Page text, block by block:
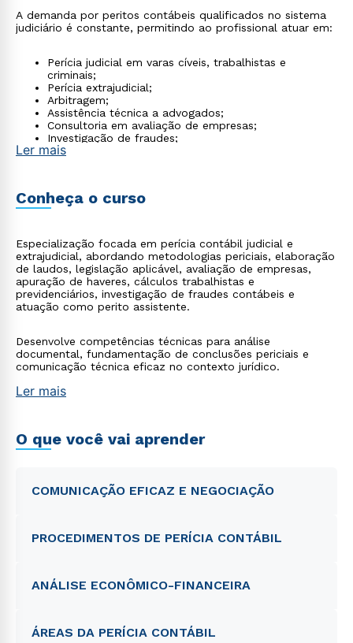
A demanda por peritos contábeis qualificados no sistema
judiciário é constante, permitindo ao profissional atuar em:
Perícia judicial em varas cíveis, trabalhistas e
criminais;
Perícia extrajudicial;
Arbitragem;
Assistência técnica a advogados;
Consultoria em avaliação de empresas;
Investigação de fraudes;
Due diligence.
Ler mais
Conheça o curso
Especialização focada em perícia contábil judicial e
extrajudicial, abordando metodologias periciais, elaboração
de laudos, legislação aplicável, avaliação de empresas,
apuração de haveres, cálculos trabalhistas e
previdenciários, investigação de fraudes contábeis e
atuação como perito assistente.
Desenvolve competências técnicas para análise
documental, fundamentação de conclusões periciais e
comunicação técnica eficaz no contexto jurídico.
Ler mais
O que você vai aprender
COMUNICAÇÃO EFICAZ E NEGOCIAÇÃO
PROCEDIMENTOS DE PERÍCIA CONTÁBIL
ANÁLISE ECONÔMICO-FINANCEIRA
ÁREAS DA PERÍCIA CONTÁBIL